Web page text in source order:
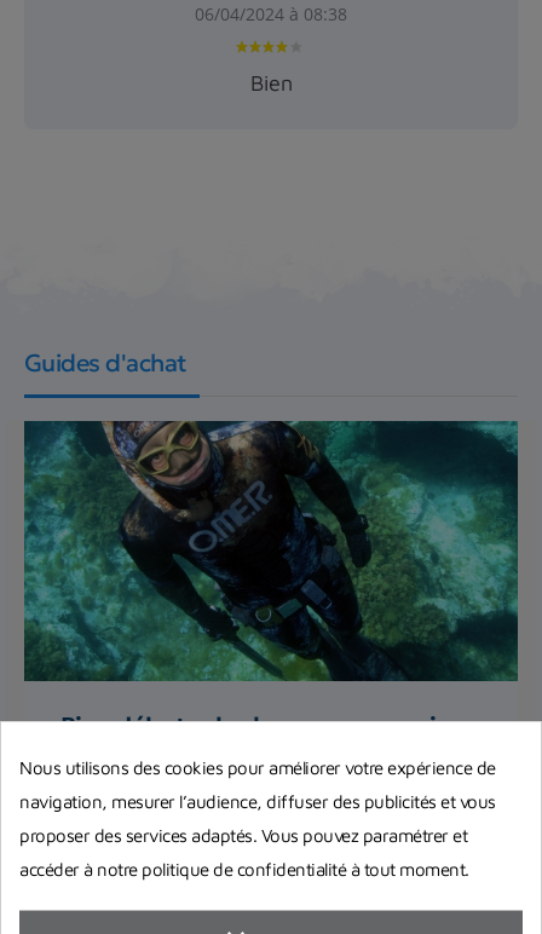
06/04/2024 à 08:38
Bien
Guides d'achat
Bien débuter la chasse sous-marine :
quels accessoires obligatoires et
indispensables ?
Quels sont les accessoires pour pouvoir la
pratiquer en toute quiétude et sécurité ? L'équipe
de Planet Plongée...
Nous utilisons des cookies pour améliorer votre expérience de
navigation, mesurer l’audience, diffuser des publicités et vous
proposer des services adaptés. Vous pouvez paramétrer et
accéder à notre politique de confidentialité à tout moment.